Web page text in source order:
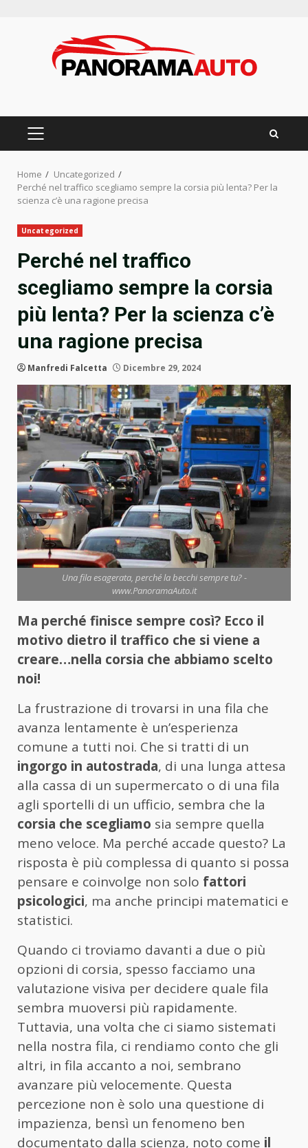
PRIMARY
Home
Uncategorized
Perché nel traffico scegliamo sempre la corsia più lenta? Per la
scienza c’è una ragione precisa
Uncategorized
Perché nel traffico
scegliamo sempre la corsia
più lenta? Per la scienza c’è
una ragione precisa
Manfredi Falcetta Dicembre 29, 2024
Una fila esagerata, perché la becchi sempre tu? -
www.PanoramaAuto.it
Ma perché finisce sempre così? Ecco il
motivo dietro il traffico che si viene a
creare…nella corsia che abbiamo scelto
noi!
La frustrazione di trovarsi in una fila che
avanza lentamente è un’esperienza
comune a tutti noi. Che si tratti di un
ingorgo in autostrada, di una lunga attesa
alla cassa di un supermercato o di una fila
agli sportelli di un ufficio, sembra che la
corsia che scegliamo sia sempre quella
meno veloce. Ma perché accade questo? La
risposta è più complessa di quanto si possa
pensare e coinvolge non solo fattori
psicologici, ma anche principi matematici e
statistici.
Quando ci troviamo davanti a due o più
opzioni di corsia, spesso facciamo una
valutazione visiva per decidere quale fila
sembra muoversi più rapidamente.
Tuttavia, una volta che ci siamo sistemati
nella nostra fila, ci rendiamo conto che gli
altri, in fila accanto a noi, sembrano
avanzare più velocemente. Questa
percezione non è solo una questione di
impazienza, bensì un fenomeno ben
documentato dalla scienza, noto come il